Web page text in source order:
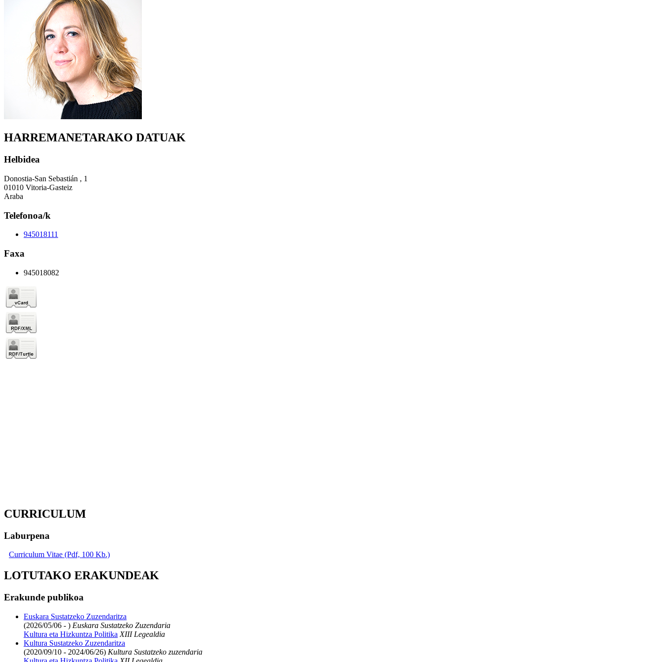
HARREMANETARAKO DATUAK
Helbidea
Donostia-San Sebastián , 1
01010 Vitoria-Gasteiz
Araba
Telefonoa/k
945018111
Faxa
945018082
CURRICULUM
Laburpena
Curriculum Vitae (Pdf, 100 Kb.)
LOTUTAKO ERAKUNDEAK
Erakunde publikoa
Euskara Sustatzeko Zuzendaritza
(2026/05/06 - ) Euskara Sustatzeko Zuzendaria
Kultura eta Hizkuntza Politika XIII Legealdia
Kultura Sustatzeko Zuzendaritza
(2020/09/10 - 2024/06/26) Kultura Sustatzeko zuzendaria